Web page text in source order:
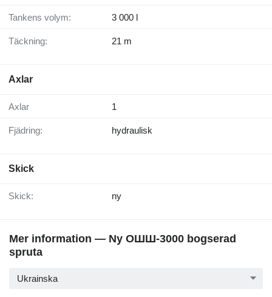
Tankens volym: 3 000 l
Täckning: 21 m
Axlar
Axlar 1
Fjädring: hydraulisk
Skick
Skick: ny
Mer information — Ny ОШШ-3000 bogserad
spruta
Ukrainska